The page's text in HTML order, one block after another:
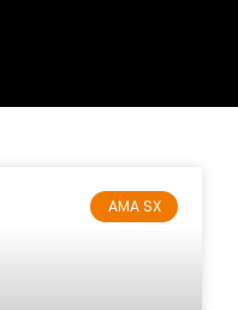
AMA SX